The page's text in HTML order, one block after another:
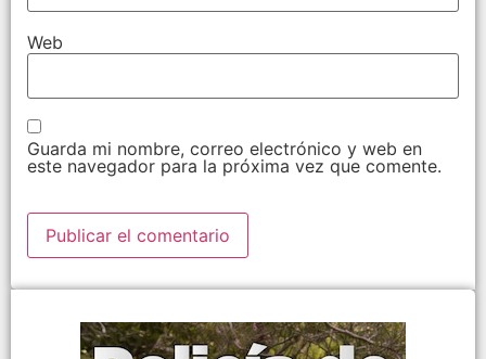
Web
Guarda mi nombre, correo electrónico y web en
este navegador para la próxima vez que comente.